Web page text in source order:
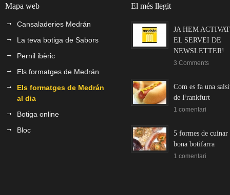
Mapa web
Cansaladeries Medrán
La teva botiga de Sabors
Pernil ibèric
Els formatges de Medrán
Els formatges de Medrán
al dia
Botiga online
Bloc
El més llegit
JA HEM ACTIVAT
EL SERVEI DE
NEWSLETTER!
3 Comments
Com es fa una
de Frankfurt
1 comentari
5 formes de cuinar
bona botifarra
1 comentari